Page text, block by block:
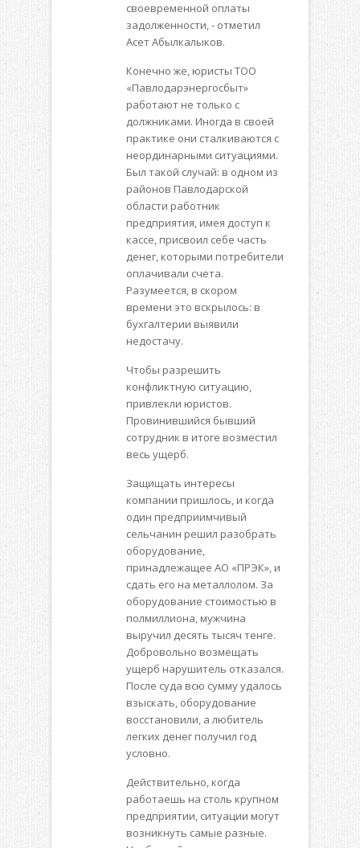
своевременной оплаты
задолженности, - отметил
Асет Абылкалыков.
Конечно же, юристы ТОО
«Павлодарэнергосбыт»
работают не только с
должниками. Иногда в своей
практике они сталкиваются с
неординарными ситуациями.
Был такой случай: в одном из
районов Павлодарской
области работник
предприятия, имея доступ к
кассе, присвоил себе часть
денег, которыми потребители
оплачивали счета.
Разумеется, в скором
времени это вскрылось: в
бухгалтерии выявили
недостачу.
Чтобы разрешить
конфликтную ситуацию,
привлекли юристов.
Провинившийся бывший
сотрудник в итоге возместил
весь ущерб.
Защищать интересы
компании пришлось, и когда
один предприимчивый
сельчанин решил разобрать
оборудование,
принадлежащее АО «ПРЭК», и
сдать его на металлолом. За
оборудование стоимостью в
полмиллиона, мужчина
выручил десять тысяч тенге.
Добровольно возмещать
ущерб нарушитель отказался.
После суда всю сумму удалось
взыскать, оборудование
восстановили, а любитель
легких денег получил год
условно.
Действительно, когда
работаешь на столь крупном
предприятии, ситуации могут
возникнуть самые разные.